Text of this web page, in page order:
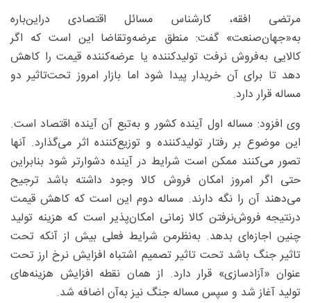
مرتضی افقه، کارشناس مسائل اقتصادی دراین‌باره
به‌«جهان‌صنعت» گفت: منطق عرضه‌وتقاضا این است که اگر
کالایی به‌فروش نرفت تولیدکننده یا عرضه‌کننده قیمت را کاهش
دهد تا برای آن خریدار پیدا شود اما بازار امروز تحت‌تاثیر دو
مساله قرار دارد.
وی افزود: مساله اول آینده کشور و به‌تبع آن آینده اقتصاد است.
این موضوع بر رفتار تولیدکننده و توزیع‌کننده اثر می‌گذارد. آنها
تصور می‌کنند ممکن است شرایط در آینده دشوارتر شود بنابراین
حتی اگر امروز امکان فروش کالا وجود داشته باشد ترجیح
می‌دهند آن را نگه دارند. مساله دوم این است که کاهش قیمت
درنتیجه فروش‌نرفتن کالا زمانی امکان‌پذیر است که هزینه تولید
چنین اجازه‌ای بدهد. به‌نظرمن شرایط فعلی بیش از آنکه تحت
تاثیر جنگ باشد تحت تاثیر تصمیم اشتباه افزایش نرخ ارز تحت
عنوان «آزادسازی» قرار دارد. از همان نقطه افزایش هزینه‌های
تولید آغاز شد و سپس مساله جنگ نیز به‌آن اضافه شد.